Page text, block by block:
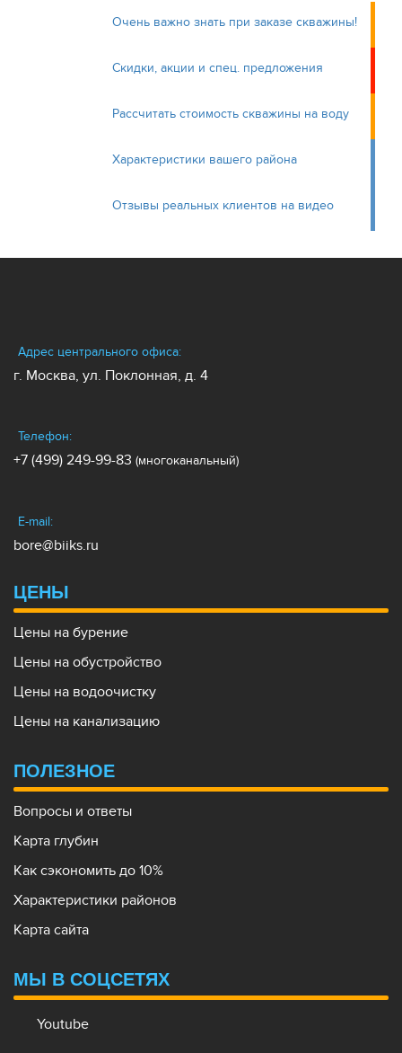
Очень важно знать при заказе скважины!
Скидки, акции и спец. предложения
Рассчитать стоимость скважины на воду
Характеристики вашего района
Отзывы реальных клиентов на видео
Адрес центрального офиса:
г. Москва, ул. Поклонная, д. 4
Телефон:
+7 (499) 249-99-83 (многоканальный)
E-mail:
bore@biiks.ru
ЦЕНЫ
Цены на бурение
Цены на обустройство
Цены на водоочистку
Цены на канализацию
ПОЛЕЗНОЕ
Вопросы и ответы
Карта глубин
Как сэкономить до 10%
Характеристики районов
Карта сайта
МЫ В СОЦСЕТЯХ
Youtube